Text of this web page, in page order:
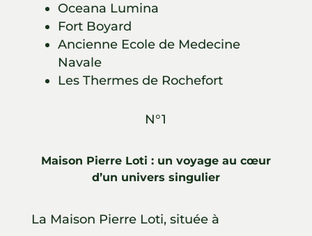
Oceana Lumina
Fort Boyard
Ancienne Ecole de Medecine
Navale
Les Thermes de Rochefort
N°1
Maison Pierre Loti : un voyage au cœur
d’un univers singulier
La Maison Pierre Loti, située à